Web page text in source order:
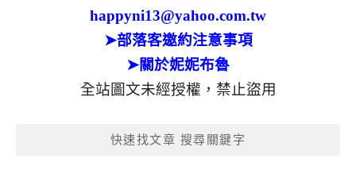
happyni13@yahoo.com.tw
➤部落客邀約注意事項
➤關於妮妮布魯
全站圖文未經授權，禁止盜用
快速找文章 搜尋關鍵字